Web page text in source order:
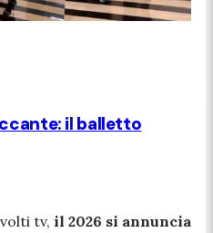
il balletto
tv, il 2026 si annuncia